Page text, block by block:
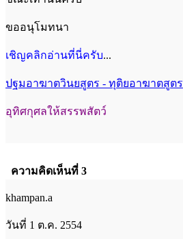
ขออนุโมทนา
เชิญคลิกอ่านที่นี่ครับ...
ปฐมอาฆาตวินยสูตร - ทุติยอาฆาตสูตร
อุทิศกุศลให้สรรพสัตว์
ความคิดเห็นที่ 3
khampan.a
วันที่ 1 ต.ค. 2554